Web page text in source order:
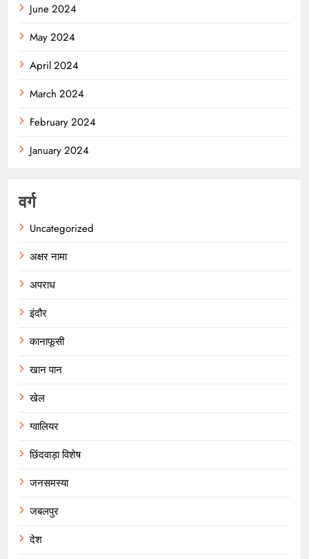
June 2024
May 2024
April 2024
March 2024
February 2024
January 2024
वर्ग
Uncategorized
अक्षर नामा
अपराध
इंदौर
कानाफूसी
खान पान
खेल
ग्वालियर
छिंदवाड़ा विशेष
जनसमस्या
जबलपुर
देश